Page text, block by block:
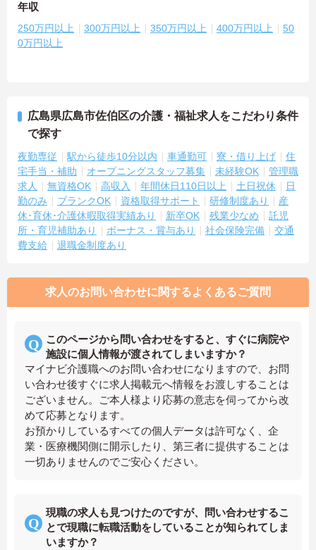
年収
250万円以上 300万円以上 350万円以上 400万円以上
50
0万円以上
広島県広島市佐伯区の介護・福祉求人をこだわり条件
で探す
夜勤専従 駅から徒歩10分以内 車通勤可 寮・借り上げ
住
宅手当・補助
オープニングスタッフ募集 未経験OK
管理職
求人
無資格OK 高収入 年間休日110日以上 土日祝休
日
勤のみ
ブランクOK 資格取得サポート 研修制度あり
産
休･育休･介護休暇取得実績あり
新卒OK 残業少なめ
託児
所・育児補助あり
ボーナス・賞与あり 社会保険完備
交通
費支給
退職金制度あり
求人のお問い合わせに関するよくあるご質問
このページから問い合わせをすると、すぐに病院や
施設に個人情報が渡されてしまいますか？
マイナビ介護職へのお問い合わせになりますので、お問
い合わせ後すぐに求人掲載元へ情報をお渡しすることは
ございません。ご本人様より応募の意志を伺ってから改
めて応募となります。
お預かりしているすべての個人データは許可なく、企
業・医療機関側に開示したり、第三者に提供することは
一切ありませんのでご安心ください。
現職の求人も見つけたのですが、問い合わせするこ
とで現職に転職活動をしていることが知られてしま
いますか？